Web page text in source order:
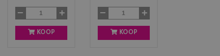
+
3
KOOP
+
3
KOOP